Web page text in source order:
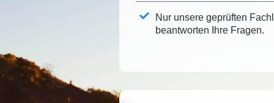
Nur unsere geprüften
beantworten Ihre Fragen.